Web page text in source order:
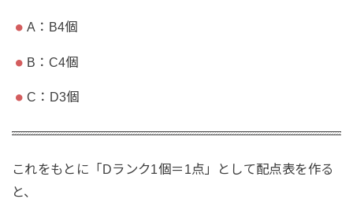
A：B4個
B：C4個
C：D3個
これをもとに「Dランク1個＝1点」として配点表を作る
と、